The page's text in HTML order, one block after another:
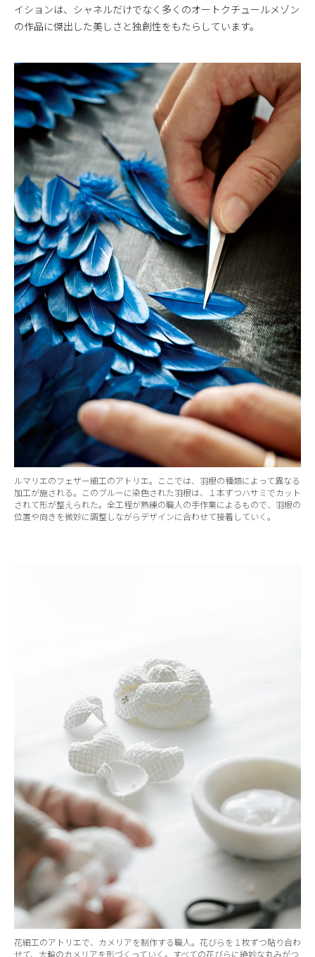
イションは、シャネルだけでなく多くのオートクチュールメゾン
の作品に傑出した美しさと独創性をもたらしています。
ルマリエのフェザー細工のアトリエ。ここでは、羽根の種類によって異なる
加工が施される。このブルーに染色された羽根は、１本ずつハサミでカット
されて形が整えられた。全工程が熟練の職人の手作業によるもので、羽根の
位置や向きを微妙に調整しながらデザインに合わせて接着していく。
花細工のアトリエで、カメリアを制作する職人。花びらを１枚ずつ貼り合わ
せて、大輪のカメリアを形づくっていく。すべての花びらに絶妙な丸みがつ